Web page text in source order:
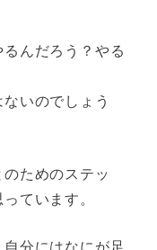
んだろう？やる
いのでしょう
ためのステッ
ています。
分にはなにが足